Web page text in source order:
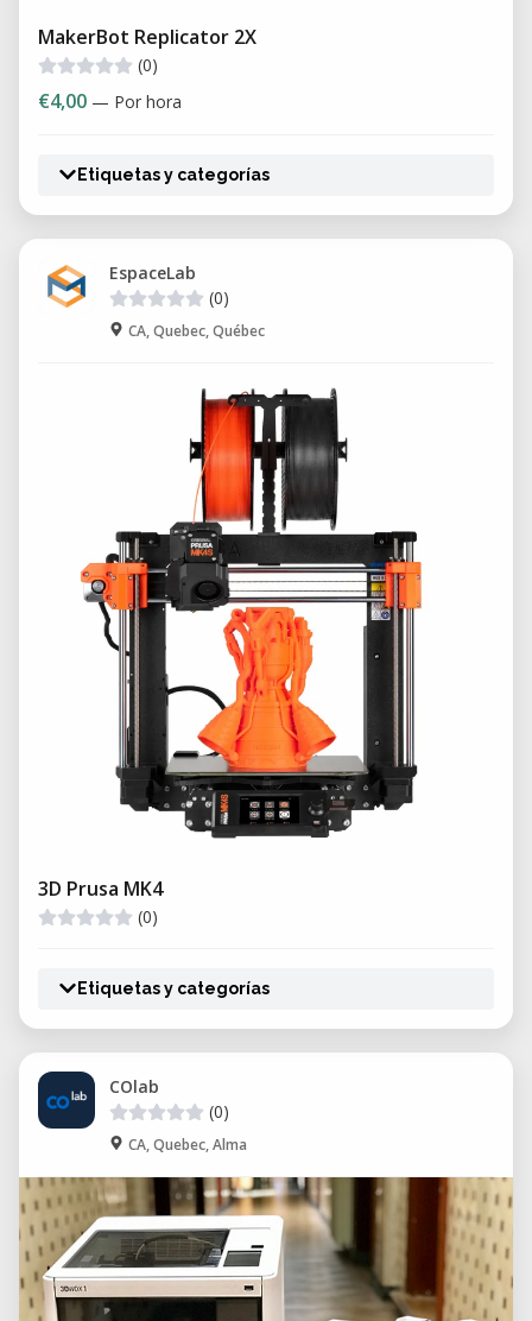
MakerBot Replicator 2X
(0)
€4,00 — Por hora
Etiquetas y categorías
EspaceLab
(0)
CA, Quebec, Québec
3D Prusa MK4
(0)
Etiquetas y categorías
COlab
(0)
CA, Quebec, Alma